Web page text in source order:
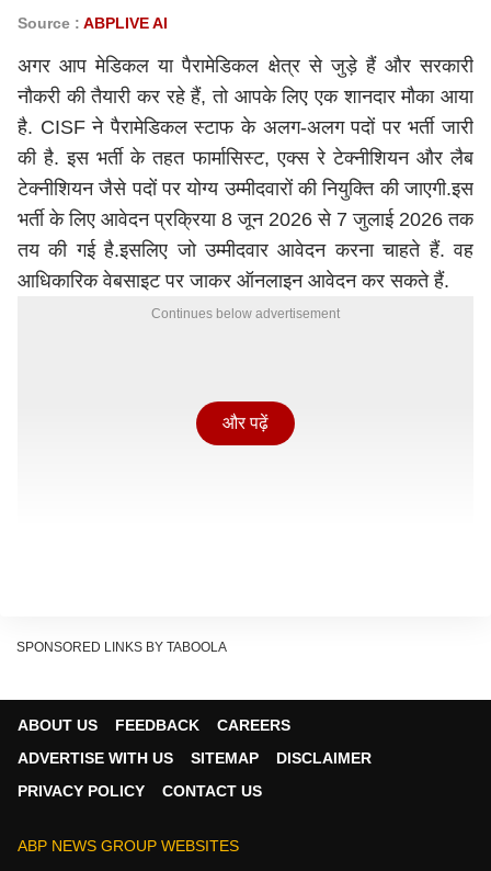
Source : ABPLIVE AI
अगर आप मेडिकल या पैरामेडिकल क्षेत्र से जुड़े हैं और सरकारी
नौकरी की तैयारी कर रहे हैं, तो आपके लिए एक शानदार मौका आया
है. CISF ने पैरामेडिकल स्टाफ के अलग-अलग पदों पर भर्ती जारी
की है. इस भर्ती के तहत फार्मासिस्ट, एक्स रे टेक्नीशियन और लैब
टेक्नीशियन जैसे पदों पर योग्य उम्मीदवारों की नियुक्ति की जाएगी.इस
भर्ती के लिए आवेदन प्रक्रिया 8 जून 2026 से 7 जुलाई 2026 तक
तय की गई है.इसलिए जो उम्मीदवार आवेदन करना चाहते हैं. वह
आधिकारिक वेबसाइट पर जाकर ऑनलाइन आवेदन कर सकते हैं.
Continues below advertisement
CISF की इस भर्ती में एएसआई फार्मासिस्ट, एएसआई एक्स रे
और पढ़ें
SPONSORED LINKS BY TABOOLA
ABOUT US FEEDBACK
CAREERS
ADVERTISE WITH US
SITEMAP
DISCLAIMER
PRIVACY POLICY
CONTACT US
ABP NEWS GROUP WEBSITES